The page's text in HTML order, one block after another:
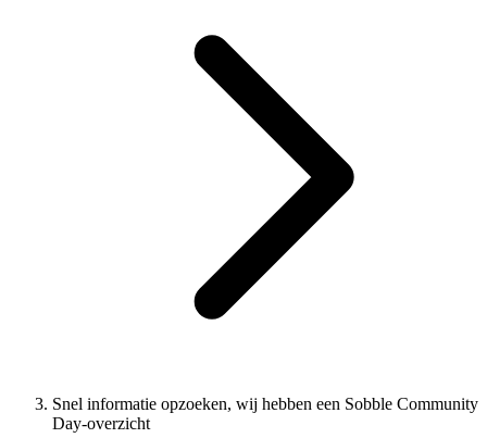
Snel informatie opzoeken, wij hebben een Sobble Community
Day-overzicht